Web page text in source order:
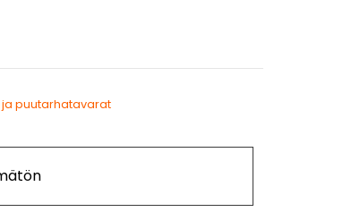
puutarhatavarat